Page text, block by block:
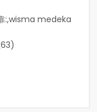
:,wisma medeka